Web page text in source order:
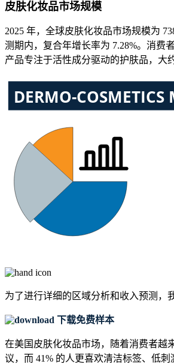
皮肤化妆品市场规模
2025 年，全球皮肤化妆品市场规模为
测期内，复合年增长率为 7.28%。消费
产品专注于活性成分驱动的护肤品，大
为了进行详细的区域分析和收入预测，
下载免费样本
在美国皮肤化妆品市场，随着消费者越
议，而 41% 的人更喜欢清洁标签、低